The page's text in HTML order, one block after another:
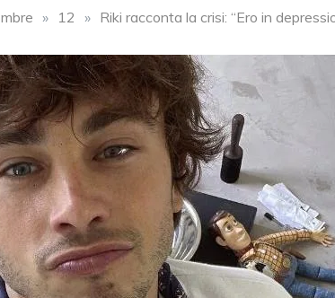
» 12 » Riki racconta la crisi: “Ero in